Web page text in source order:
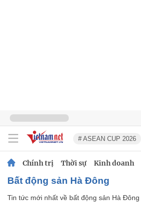
# ASEAN CUP 2026
Chính trị Thời sự Kinh doanh
bất động sản Hà Đông
Tin tức mới nhất về bất động sản Hà Đông